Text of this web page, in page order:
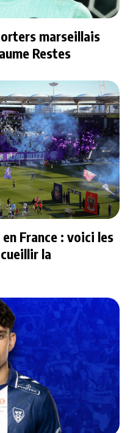
marseillais
Restes
France : voici les
la